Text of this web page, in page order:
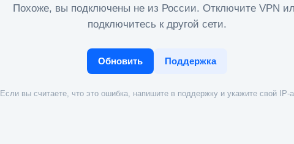
Похоже, вы подключены не из России. Отключите VPN
подключитесь к другой сети.
Обновить Поддержка
Если вы считаете, что это ошибка, напишите в поддержку и укажите свой IP-